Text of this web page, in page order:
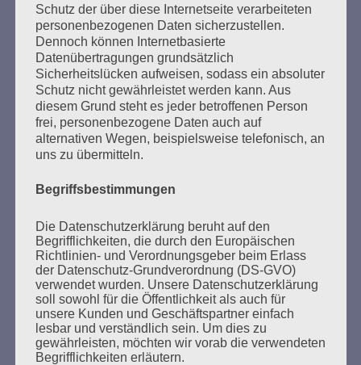
SUCHEN
NACH:
MARATHONLESUNG AUS DEN
VERBRANNTEN BÜCHERN
Schutz der über diese Internetseite verarbeiteten
personenbezogenen Daten sicherzustellen.
Dennoch können Internetbasierte
Datenübertragungen grundsätzlich
Sicherheitslücken aufweisen, sodass ein absoluter
Schutz nicht gewährleistet werden kann. Aus
diesem Grund steht es jeder betroffenen Person
frei, personenbezogene Daten auch auf
alternativen Wegen, beispielsweise telefonisch, an
uns zu übermitteln.
Begriffsbestimmungen
Die Datenschutzerklärung beruht auf den
Begrifflichkeiten, die durch den Europäischen
Richtlinien- und Verordnungsgeber beim Erlass
der Datenschutz-Grundverordnung (DS-GVO)
verwendet wurden. Unsere Datenschutzerklärung
soll sowohl für die Öffentlichkeit als auch für
unsere Kunden und Geschäftspartner einfach
lesbar und verständlich sein. Um dies zu
gewährleisten, möchten wir vorab die verwendeten
Begrifflichkeiten erläutern.